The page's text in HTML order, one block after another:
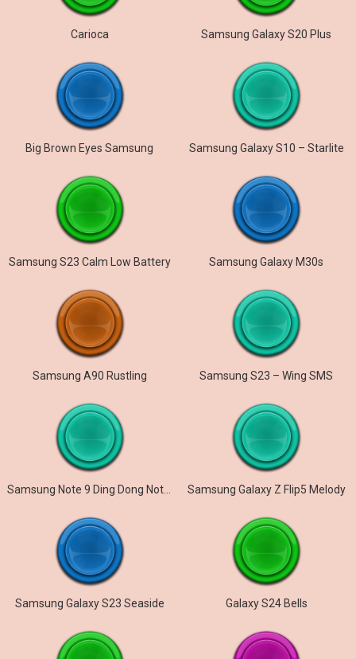
Carioca Samsung Galaxy S20 Plus
Big Brown Eyes Samsung Samsung Galaxy S10 – Starlite
Samsung S23 Calm Low Battery Samsung Galaxy M30s
Samsung A90 Rustling Samsung S23 – Wing SMS
Samsung Note 9 Ding Dong Notification Samsung Galaxy Z Flip5 Melody
Samsung Galaxy S23 Seaside Galaxy S24 Bells